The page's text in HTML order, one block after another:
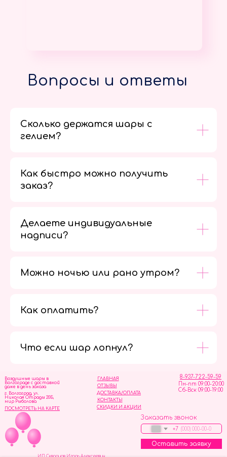
Вопросы и ответы
Сколько держатся шары с
гелием?
Как быстро можно получить
заказ?
Делаете индивидуальные
надписи?
Можно ночью или рано утром?
Как оплатить?
Что если шар лопнул?
ОТЗЫВЫ
ГЛАВНАЯ
ДОСТАВКА/ОПЛАТА
СКИДКИ И АКЦИИ
КОНТАКТЫ
8-937-722-59-59
Пн-пт 09:00-20:00
Сб-Вск 09:00-19:00
Воздушные шары в
Волгограде с доставкой
даже в день заказа
Заказать звонок
+7
Оставить заявку
г. Волгоград, ул.
Николая Отрады 20Б,
мир Рыболова
ПОСМОТРЕТЬ НА КАРТЕ